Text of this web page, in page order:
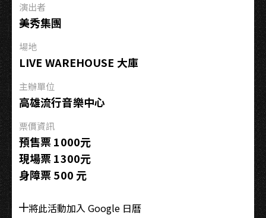
璁
士
四
重
奏
演出者
美秀集團
場地
LIVE WAREHOUSE 大庫
主辦單位
高雄流行音樂中心
票價資訊
預售票 1000元
現場票 1300元
身障票 500 元
將此活動加入 Google 日曆